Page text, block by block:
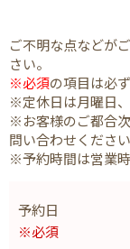
ご不明な点などが
さい。
※必須の項目は必
※定休日は月曜日
※お客様のご都合
問い合わせください
※予約時間は営業時
予約日
※必須